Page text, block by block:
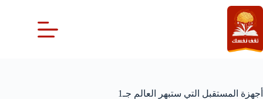
التجاوز
إلى
المحتوى
أجهزة المستقبل التي ستبهر العالم جـ1